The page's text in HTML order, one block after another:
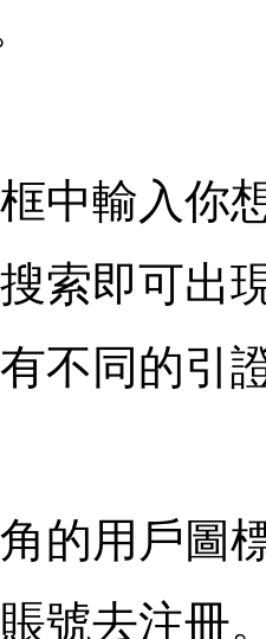
中輸入你
索即可出
不同的引
的用戶圖
號去注冊